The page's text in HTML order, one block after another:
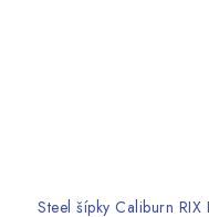
Steel šípky Caliburn RIX